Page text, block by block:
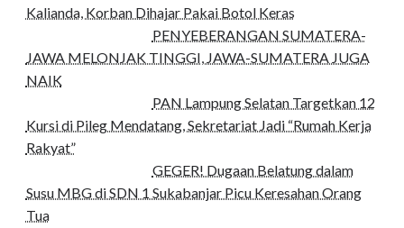
Kalianda, Korban Dihajar Pakai Botol Keras
PENYEBERANGAN SUMATERA-
JAWA MELONJAK TINGGI, JAWA-SUMATERA JUGA
NAIK
PAN Lampung Selatan Targetkan 12
Kursi di Pileg Mendatang, Sekretariat Jadi “Rumah Kerja
Rakyat”
GEGER! Dugaan Belatung dalam
Susu MBG di SDN 1 Sukabanjar Picu Keresahan Orang
Tua